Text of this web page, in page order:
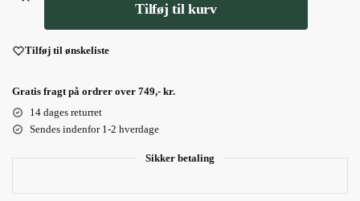
Tilføj til kurv
Tilføj til ønskeliste
Gratis fragt på ordrer over 749,- kr.
14 dages returret
Sendes indenfor 1-2 hverdage
Sikker betaling